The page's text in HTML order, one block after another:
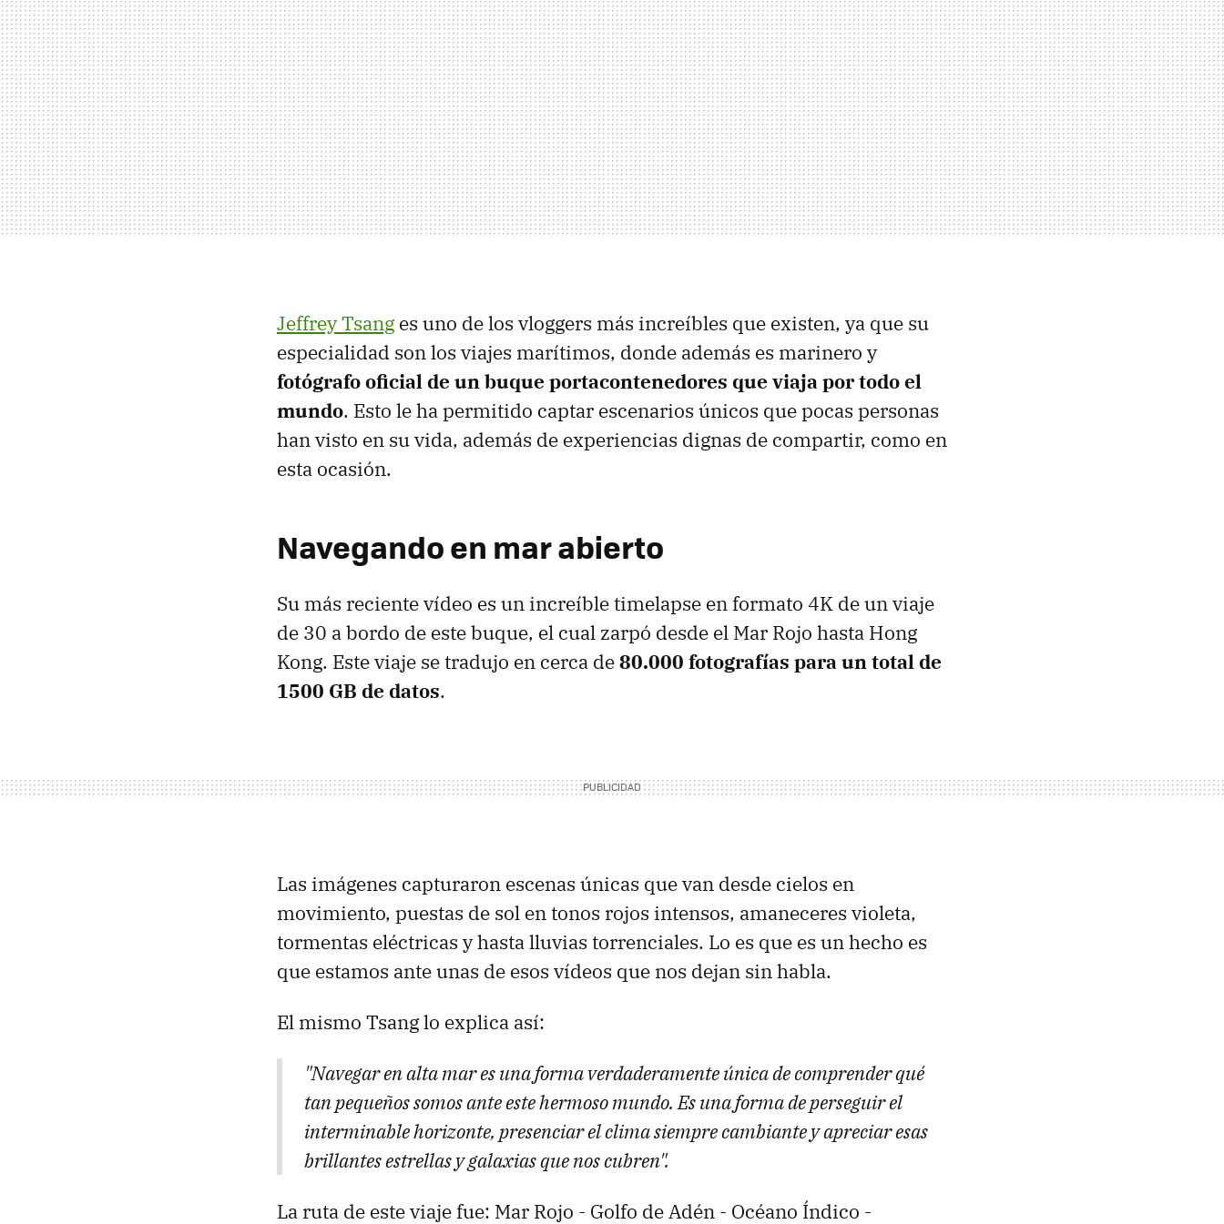
Jeffrey Tsang es uno de los vloggers más increíbles que existen, ya que su
especialidad son los viajes marítimos, donde además es marinero y
fotógrafo oficial de un buque portacontenedores que viaja por todo el
mundo. Esto le ha permitido captar escenarios únicos que pocas personas
han visto en su vida, además de experiencias dignas de compartir, como en
esta ocasión.
Navegando en mar abierto
Su más reciente vídeo es un increíble timelapse en formato 4K de un viaje
de 30 a bordo de este buque, el cual zarpó desde el Mar Rojo hasta Hong
Kong. Este viaje se tradujo en cerca de80.000 fotografías para un total de
1500 GB de datos.
Las imágenes capturaron escenas únicas que van desde cielos en
movimiento, puestas de sol en tonos rojos intensos, amaneceres violeta,
tormentas eléctricas y hasta lluvias torrenciales. Lo es que es un hecho es
que estamos ante unas de esos vídeos que nos dejan sin habla.
El mismo Tsang lo explica así:
"Navegar en alta mar es una forma verdaderamente única de comprender qué
tan pequeños somos ante este hermoso mundo. Es una forma de perseguir el
interminable horizonte, presenciar el clima siempre cambiante y apreciar esas
brillantes estrellas y galaxias que nos cubren".
La ruta de este viaje fue: Mar Rojo - Golfo de Adén - Océano Índico -